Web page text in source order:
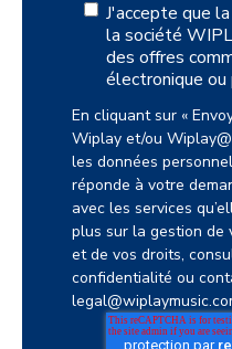
J'accepte que
la société
des offres
électronique
En cliquant sur «
Wiplay et/ou
les données
réponde à votre
avec les services
plus sur la gestion de
et de vos droits,
confidentialité ou